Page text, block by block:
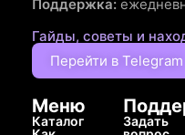
Поддержка:
Гайды, советы и
Перейти в Telegram
Меню
Каталог
Задать